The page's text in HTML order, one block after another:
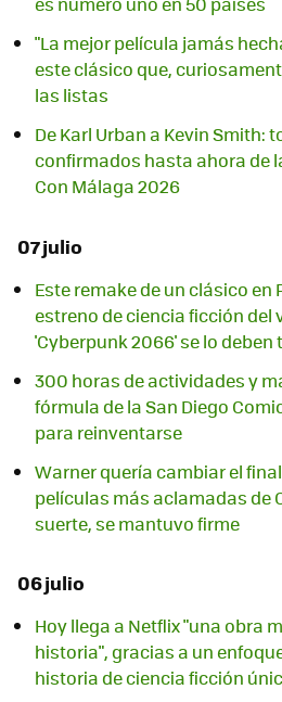
"La mejor película jamás
este clásico que,
las listas
De Karl Urban a Kevin Smith:
confirmados hasta ahora de
Con Málaga 2026
07 julio
Este remake de un clásico en
estreno de ciencia ficción del
'Cyberpunk 2066' se lo deben
300 horas de actividades y
fórmula de la San Diego
para reinventarse
Warner quería cambiar el
películas más aclamadas de
suerte, se mantuvo firme
06 julio
Hoy llega a Netflix "una obra
historia", gracias a un
historia de ciencia ficción